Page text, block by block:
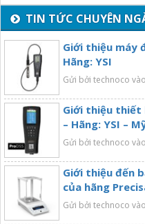
TIN TỨC CHUYÊN
Giới thiệu máy
Hãng: YSI
Gửi bởi technoco
Giới thiệu thiết
– Hãng: YSI –
Gửi bởi technoco
Giới thiệu đến
của hãng
Gửi bởi technoco